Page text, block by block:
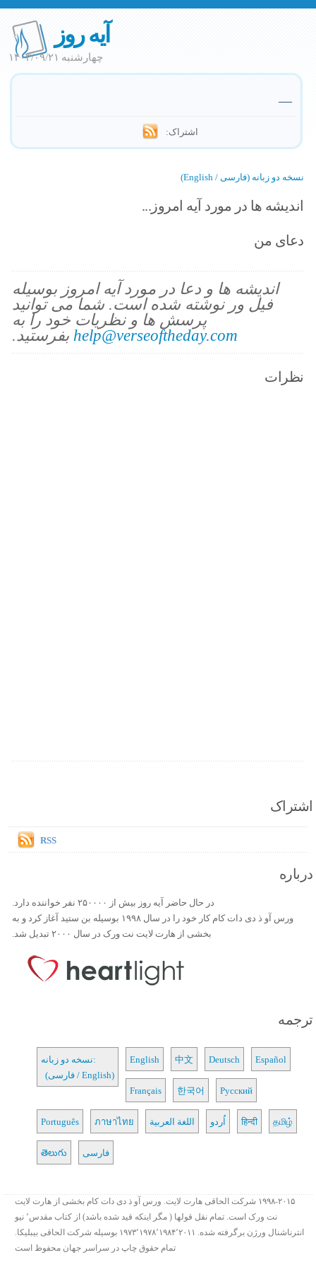
آیه روز
چهارشنبه ۱۴۰۳/۰۹/۲۱
—
اشتراک:
نسخه دو زبانه (فارسی / English)
اندیشه ها در مورد آیه امروز...
دعای من
اندیشه ها و دعا در مورد آیه امروز بوسیله
فیل ور نوشته شده است. شما می توانید
پرسش ها و نظریات خود را به
help@verseoftheday.com بفرستید.
نظرات
اشتراک
RSS
درباره
در حال حاضر آیه روز بیش از ۲۵۰۰۰۰ نفر خواننده دارد.
ورس آو ذ دی دات کام کار خود را در سال ۱۹۹۸ بوسیله بن ستید آغاز کرد و به
بخشی از هارت لایت نت ورک در سال ۲۰۰۰ تبدیل شد.
ترجمه
نسخه دو زبانه:
(فارسی / English)
English 中文 Deutsch Español
Français 한국어 Русский
Português ภาษาไทย اللغة العربية اُردو हिन्दी தமிழ்
తెలుగు فارسی
۱۹۹۸-۲۰۱۵ شرکت الحاقی هارت لایت. ورس آو ذ دی دات کام بخشی از هارت لایت
نت ورک است. تمام نقل قولها ( مگر اینکه قید شده باشد) از کتاب مقدس٬ نیو
انترناشنال ورژن برگرفته شده. ۱۹۷۳٬۱۹۷۸٬۱۹۸۴٬۲۰۱۱ بوسیله شرکت الحاقی بیبلیکا.
تمام حقوق چاپ در سراسر جهان محفوظ است